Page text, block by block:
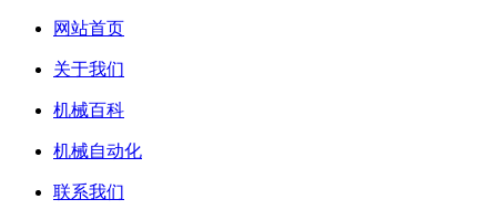
网站首页
关于我们
机械百科
机械自动化
联系我们